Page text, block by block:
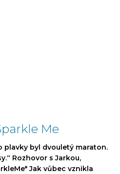
Me
plavky byl dvouletý maraton.
Rozhovor s Jarkou,
Jak vůbec vznikla